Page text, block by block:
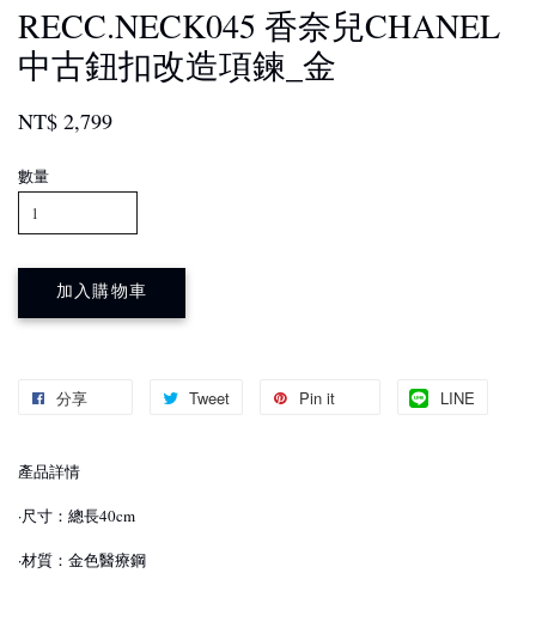
RECC.NECK045 香奈兒CHANEL
中古鈕扣改造項鍊_金
NT$ 2,799
數量
加入購物車
分享 Tweet Pin it LINE
產品詳情
·尺寸：總長40cm
·材質：金色醫療鋼